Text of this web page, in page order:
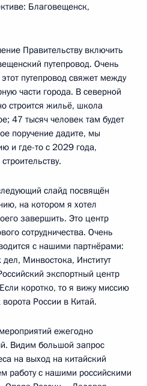
Благовещенск,
Правительству включить
путепровод. Очень
путепровод свяжет между
части города. В северной
строится жильё, школа
47 тысяч человек там будет
поручение дадите, мы
и где-то с 2029 года,
слайд посвящён
на котором я хотел
завершить. Это центр
сотрудничества. Очень
с нашими партнёрами:
Минвостока, Институт
экспортный центр
коротко, то я вижу миссию
России в Китай.
ежегодно
Видим большой запрос
на выход на китайский
работу с нашими российскими